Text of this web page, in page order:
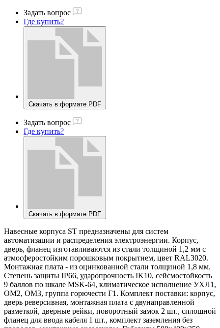
Задать вопрос
Где купить?
Скачать в формате PDF
Задать вопрос
Где купить?
Скачать в формате PDF
Навесные корпуса ST предназначены для систем
автоматизации и распределения электроэнергии. Корпус,
дверь, фланец изготавливаются из стали толщиной 1,2 мм с
атмосферостойким порошковым покрытием, цвет RAL3020.
Монтажная плата - из оцинкованной стали толщиной 1,8 мм.
Степень защиты IP66, ударопрочность IK10, сейсмостойкость
9 баллов по шкале MSK-64, климатическое исполнение УХЛ1,
ОМ2, ОМ3, группа горючести Г1. Комплект поставки: корпус,
дверь реверсивная, монтажная плата с двунаправленной
разметкой, дверные рейки, поворотный замок 2 шт., сплошной
фланец для ввода кабеля 1 шт., комплект заземления без